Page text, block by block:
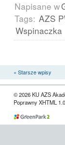
Napisane w
Tags: AZS
Wspinaczka
« Starsze wpisy
© 2026 KU AZS
Poprawny XHTML